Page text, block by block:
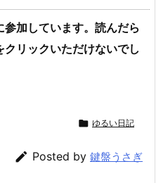
参加しています。読んだら
クリックいただけないでし
 ゆるい日記
 Posted by 鍵盤うさぎ